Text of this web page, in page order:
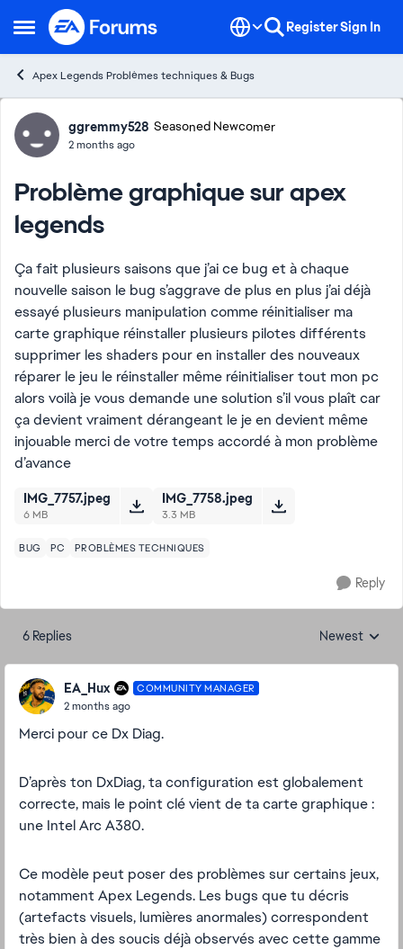
Open Side Menu
Skip to content RegisterSign In
Apex Legends Problèmes techniques & Bugs
Forum Discussion
ggremmy528 Seasoned Newcomer
2 months ago
Problème graphique sur apex
legends
Ça fait plusieurs saisons que j’ai ce bug et à chaque
nouvelle saison le bug s’aggrave de plus en plus j’ai déjà
essayé plusieurs manipulation comme réinitialiser ma
carte graphique réinstaller plusieurs pilotes différents
supprimer les shaders pour en installer des nouveaux
réparer le jeu le réinstaller même réinitialiser tout mon pc
alors voilà je vous demande une solution s’il vous plaît car
ça devient vraiment dérangeant le je en devient même
injouable merci de votre temps accordé à mon problème
d’avance
IMG_7757.jpeg
6 MB
IMG_7758.jpeg
3.3 MB
BUG PC PROBLÈMES TECHNIQUES
Reply
6 Replies Replies sorted
Newest
EA_Hux COMMUNITY MANAGER
2 months ago
Merci pour ce Dx Diag.
D’après ton DxDiag, ta configuration est globalement
correcte, mais le point clé vient de ta carte graphique :
une Intel Arc A380.
Ce modèle peut poser des problèmes sur certains jeux,
notamment Apex Legends. Les bugs que tu décris
(artefacts visuels, lumières anormales) correspondent
très bien à des soucis déjà observés avec cette gamme